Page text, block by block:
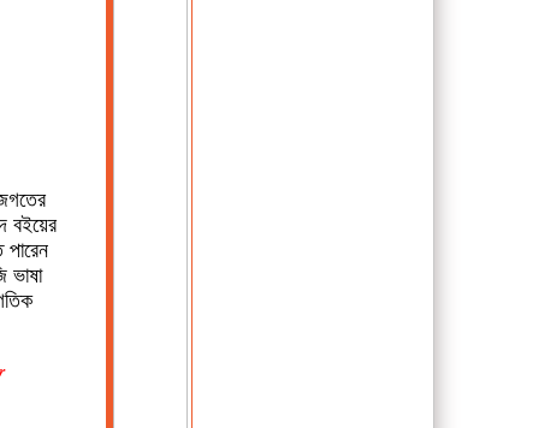
বইয়ের
ভাষা